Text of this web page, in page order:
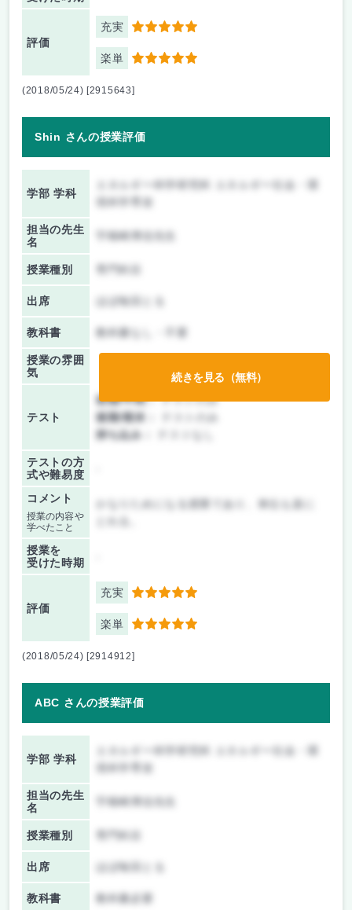
評価
充実 5
楽単 5
(2018/05/24) [2915643]
Shin さんの授業評価
学部 学科
エネルギー科学研究科 エネルギー社会・環
担当の先生
名
宇根崎博信先生
授業種別
出席 ほぼ毎回とる
教科書 教科書なし・不要
授業の雰囲
気
テスト
前期/中間：テストのみ
後期/期末：
持ち込み：
テストの方
式や難易度
コメント
授業の内容や
学べたこと
かなりためになる授業であり、単位も楽に
授業を
受けた時期
評価
充実 5
楽単 5
続きを見る（無料）
(2018/05/24) [2914912]
ABC さんの授業評価
学部 学科
エネルギー科学研究科 エネルギー社会・環
担当の先生
名
宇根崎博信先生
授業種別
出席 ほぼ毎回とる
教科書 教科書必要